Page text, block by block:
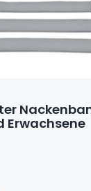
Erwachsene